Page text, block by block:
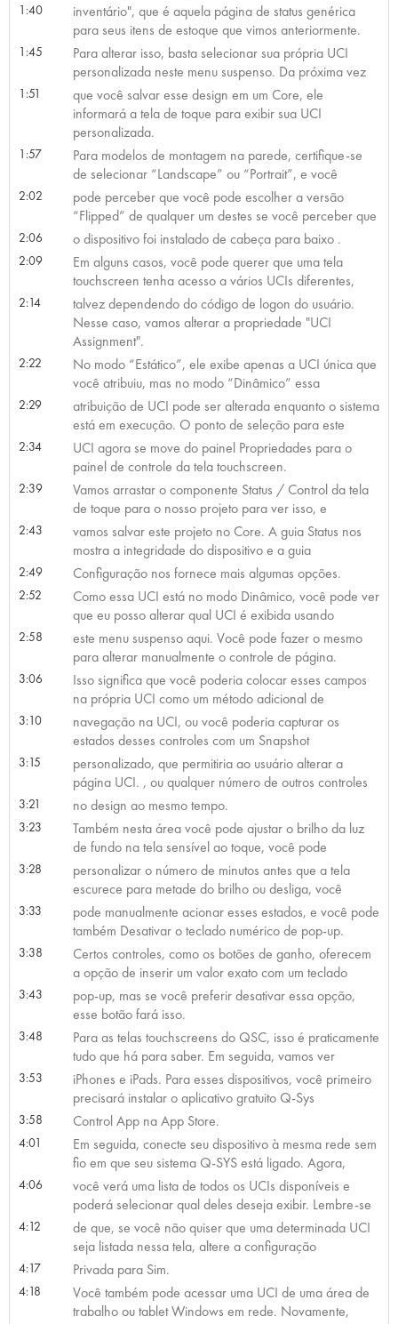
1:40
inventário", que é aquela página de status genérica
para seus itens de estoque que vimos anteriormente.
1:45
Para alterar isso, basta selecionar sua própria UCI
personalizada neste menu suspenso. Da próxima vez
1:51
que você salvar esse design em um Core, ele
informará a tela de toque para exibir sua UCI
personalizada.
1:57
Para modelos de montagem na parede, certifique-se
de selecionar “Landscape” ou “Portrait”, e você
2:02
pode perceber que você pode escolher a versão
“Flipped” de qualquer um destes se você perceber que
2:06 o dispositivo foi instalado de cabeça para baixo .
2:09
Em alguns casos, você pode querer que uma tela
touchscreen tenha acesso a vários UCIs diferentes,
2:14
talvez dependendo do código de logon do usuário.
Nesse caso, vamos alterar a propriedade "UCI
Assignment".
2:22
No modo “Estático”, ele exibe apenas a UCI única que
você atribuiu, mas no modo “Dinâmico” essa
2:29
atribuição de UCI pode ser alterada enquanto o sistema
está em execução. O ponto de seleção para este
2:34
UCI agora se move do painel Propriedades para o
painel de controle da tela touchscreen.
2:39
Vamos arrastar o componente Status / Control da tela
de toque para o nosso projeto para ver isso, e
2:43
vamos salvar este projeto no Core. A guia Status nos
mostra a integridade do dispositivo e a guia
2:49 Configuração nos fornece mais algumas opções.
2:52
Como essa UCI está no modo Dinâmico, você pode ver
que eu posso alterar qual UCI é exibida usando
2:58
este menu suspenso aqui. Você pode fazer o mesmo
para alterar manualmente o controle de página.
3:06
Isso significa que você poderia colocar esses campos
na própria UCI como um método adicional de
3:10
navegação na UCI, ou você poderia capturar os
estados desses controles com um Snapshot
3:15
personalizado, que permitiria ao usuário alterar a
página UCI. , ou qualquer número de outros controles
3:21 no design ao mesmo tempo.
3:23
Também nesta área você pode ajustar o brilho da luz
de fundo na tela sensível ao toque, você pode
3:28
personalizar o número de minutos antes que a tela
escurece para metade do brilho ou desliga, você
3:33
pode manualmente acionar esses estados, e você pode
também Desativar o teclado numérico de pop-up.
3:38
Certos controles, como os botões de ganho, oferecem
a opção de inserir um valor exato com um teclado
3:43
pop-up, mas se você preferir desativar essa opção,
esse botão fará isso.
3:48
Para as telas touchscreens do QSC, isso é praticamente
tudo que há para saber. Em seguida, vamos ver
3:53
iPhones e iPads. Para esses dispositivos, você primeiro
precisará instalar o aplicativo gratuito Q-Sys
3:58 Control App na App Store.
4:01
Em seguida, conecte seu dispositivo à mesma rede sem
fio em que seu sistema Q-SYS está ligado. Agora,
4:06
você verá uma lista de todos os UCIs disponíveis e
poderá selecionar qual deles deseja exibir. Lembre-se
4:12
de que, se você não quiser que uma determinada UCI
seja listada nessa tela, altere a configuração
4:17 Privada para Sim.
4:18
Você também pode acessar uma UCI de uma área de
trabalho ou tablet Windows em rede. Novamente,